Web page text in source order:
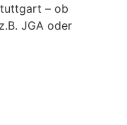
– ob
JGA oder